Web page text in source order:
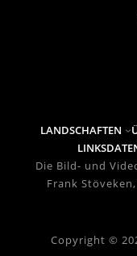
LANDSCHAFTEN
LINKS
Die Bild- und
Frank
Copyright ©